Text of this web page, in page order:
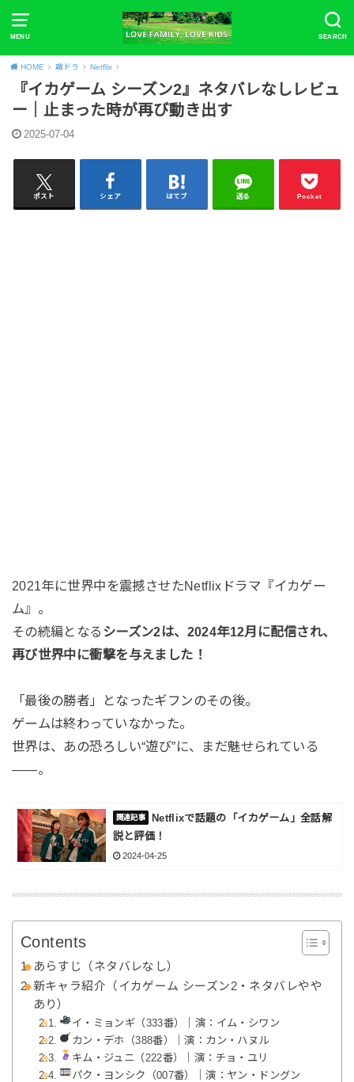
MENU SEARCH
HOME 韓ドラ Netflix
『イカゲーム シーズン2』ネタバレなしレビュ
ー｜止まった時が再び動き出す
2025-07-04
ポスト シェア はてブ 送る Pocket
2021年に世界中を震撼させたNetflixドラマ『イカゲー
ム』。
その続編となる シーズン2は、2024年12月に配信され、
再び世界中に衝撃を与えました！
「最後の勝者」となったギフンのその後。
ゲームは終わっていなかった。
世界は、あの恐ろしい“遊び”に、まだ魅せられている
——。
Netflixで話題の「イカゲーム」全話解
説と評価！
2024-04-25
Contents
あらすじ（ネタバレなし）
新キャラ紹介（イカゲーム シーズン2・ネタバレやや
あり）
イ・ミョンギ（333番）｜演：イム・シワン
カン・デホ（388番）｜演：カン・ハヌル
キム・ジュニ（222番）｜演：チョ・ユリ
パク・ヨンシク（007番）｜演：ヤン・ドングン